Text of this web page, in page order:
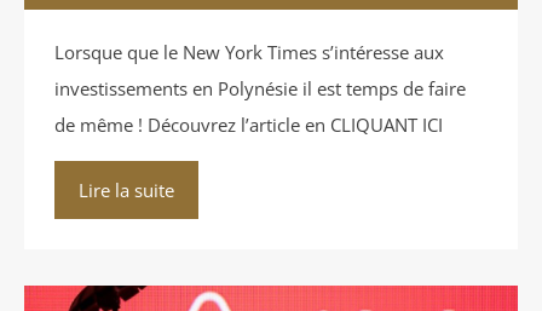
Lorsque que le New York Times s’intéresse aux
investissements en Polynésie il est temps de faire
de même ! Découvrez l’article en CLIQUANT ICI
Lire la suite